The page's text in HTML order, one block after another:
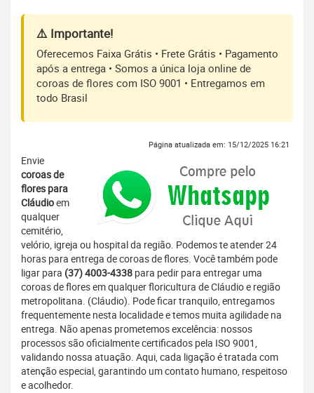
⚠️ Importante!
Oferecemos Faixa Grátis • Frete Grátis • Pagamento
após a entrega • Somos a única loja online de
coroas de flores com ISO 9001 • Entregamos em
todo Brasil
Página atualizada em: 15/12/2025 16:21
Envie
coroas de
flores para
Cláudioem
qualquer
cemitério,
velório, igreja ou hospital da região. Podemos te atender 24
horas para entrega de coroas de flores. Você também pode
ligar para (37) 4003-4338 para pedir para entregar uma
coroas de flores em qualquer floricultura de Cláudio e região
metropolitana. (Cláudio). Pode ficar tranquilo, entregamos
frequentemente nesta localidade e temos muita agilidade na
entrega. Não apenas prometemos excelência: nossos
processos são oficialmente certificados pela ISO 9001,
validando nossa atuação. Aqui, cada ligação é tratada com
atenção especial, garantindo um contato humano, respeitoso
e acolhedor.